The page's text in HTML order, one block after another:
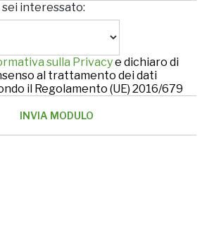
sei interessato:
sulla Privacye dichiaro di
al trattamento dei dati
il Regolamento (UE) 2016/679